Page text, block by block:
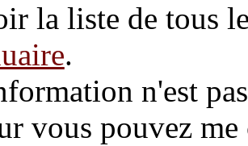
la liste de tous
.
n'est
vous pouvez